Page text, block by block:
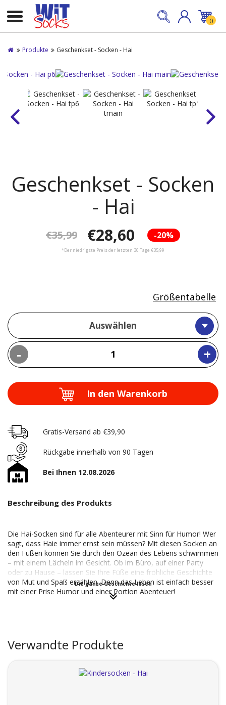
0
Produkte Geschenkset - Socken - Hai
Geschenkset - Socken
- Hai
-20%
€35,99 €28,60
*Der niedrigste Preis der letzten 30 Tage €35,99
Auswählen
- +
Größentabelle
In den Warenkorb
Gratis-Versand ab €39,90
Rückgabe innerhalb von 90 Tagen
Bei Ihnen 12.08.2026
Beschreibung des Produkts
Die Hai-Socken sind für alle Abenteurer mit Sinn für Humor! Wer
sagt, dass Haie immer ernst sein müssen? Mit diesen Socken an
den Füßen können Sie durch den Ozean des Lebens schwimmen
– mit einem Lächeln im Gesicht. Ob im Büro, auf einer Party
oder zu Hause – lassen Sie Ihre Füße eine fröhliche Geschichte
von Mut und Spaß erzählen. Denn das Leben ist einfach besser
mit einer Prise Humor und einer Portion Abenteuer!
Die ganze Geschichte lesen
Verwandte Produkte